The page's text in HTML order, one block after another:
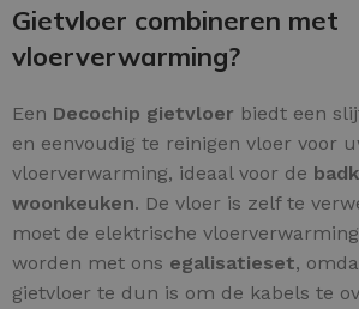
Gietvloer combineren met
vloerverwarming?
Een Decochip gietvloer biedt een
en eenvoudig te reinigen vloer voor
vloerverwarming, ideaal voor de
woonkeuken. De vloer is zelf te
moet de elektrische
worden met ons egalisatieset,
gietvloer te dun is om de kabels te